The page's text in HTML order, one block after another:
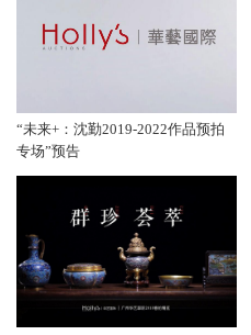
“未来+：沈勤2019-2022作品预拍
专场”预告